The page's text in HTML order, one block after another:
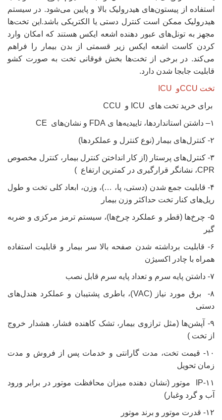
استفاده از پیستون‌های هیدرولیک بالا و پایین می‌شود. در سیستم
هیدرولیک ممکن است کنترل دستی یا الکتریکی باشد.این تخت‌ها
مجهز به تونل‌های عبور دهنده اشعه ایکس هستند که امکان وارد
کردن کاست اشعه ایکس زیر قسمتی از بدن بیمار را فراهم
می‌کند. در برخی از تخت‌ها بخش فوقانی تخت به صورت کشو
قابلیت جابجا شدن دارد.
تخت CCUو ICU
برای خرید تخت های ICU و CCU
۱– ‌داشتن استانداردها، تاییدیه‌ها ی FDA ‌و نشان‌های CE
۲- کنترل‌های بیمار (نوع کنترل و عملکردها)
۳- کنترل‌های پرستار (از کار انداختن کنترل بیمار، کنترل مخصوص
CPR، نشانگر قرارگیری در کمترین ارتفاع )
۴- قابلیت جمع شدن (دستی، پا، …)، وزن، ابعاد کلی تخت و طول
ریل‌های کنار تخت‌ حداکثر وزن بیمار
۵- چرخ‌ها (قطر و عملکرد چرخ‌ها)، سیستم ترمز مرکزی و ضربه
گیر
۶- قابلیت برداشته شدن صفحه بالا سر بیمار و قابلیت استفاده
همراه با چادر اکسیژن
۷- داشتن پایه سرم و تعداد پایه سرم قابل نصب
۸- برق مورد نیاز (VAC)، باطری پشتیبان و عملکرد هندل‌های
دستی
۹- آپشن‌ها (مثل ترازوی بیمار، تشک کاهنده فشار، هشدار خروج
از تخت )
۱۰- قیمت تخت، مدت گارانتی و خدمات پس از فروش و مدت
زمان تحویل
۱۱-IP موتور (نشان دهنده میزان محافظت موتور در برابر ورود
آب و گرد وغبار)
۱۲- قدرت موتور و برند موتور